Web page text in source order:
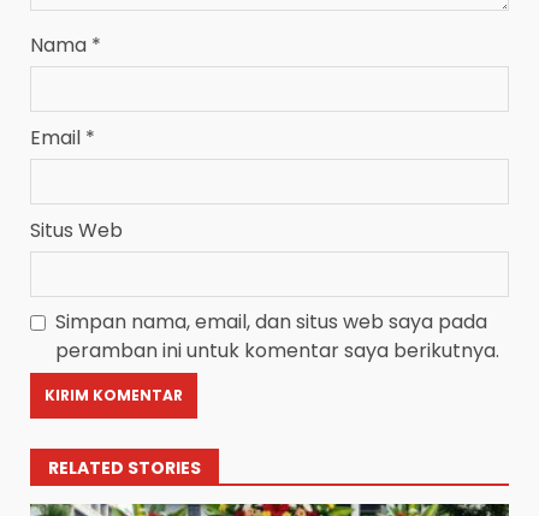
Nama *
Email *
Situs Web
Simpan nama, email, dan situs web saya pada
peramban ini untuk komentar saya berikutnya.
RELATED STORIES